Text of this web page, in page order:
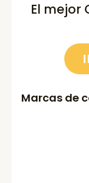
El mejor
Marcas de